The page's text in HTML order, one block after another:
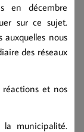
en décembre
sur ce sujet.
nous
des réseaux
réactions et nos
la municipalité.